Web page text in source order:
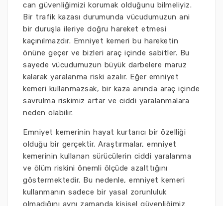
can güvenliğimizi korumak olduğunu bilmeliyiz.
Bir trafik kazası durumunda vücudumuzun ani
bir duruşla ileriye doğru hareket etmesi
kaçınılmazdır. Emniyet kemeri bu hareketin
önüne geçer ve bizleri araç içinde sabitler. Bu
sayede vücudumuzun büyük darbelere maruz
kalarak yaralanma riski azalır. Eğer emniyet
kemeri kullanmazsak, bir kaza anında araç içinde
savrulma riskimiz artar ve ciddi yaralanmalara
neden olabilir.
Emniyet kemerinin hayat kurtarıcı bir özelliği
olduğu bir gerçektir. Araştırmalar, emniyet
kemerinin kullanan sürücülerin ciddi yaralanma
ve ölüm riskini önemli ölçüde azalttığını
göstermektedir. Bu nedenle, emniyet kemeri
kullanmanın sadece bir yasal zorunluluk